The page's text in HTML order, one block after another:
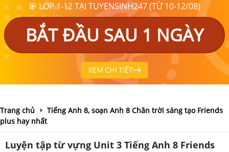
🎯 LỚP 1-12 TẠI TUYENSINH247 (TỪ 10-12/08)
BẮT ĐẦU SAU 1 NGÀY
XEM CHI TIẾT
Trang chủ
Tiếng Anh 8, soạn Anh 8 Chân trời sáng tạo Friends
plus hay nhất
Luyện tập từ vựng Unit 3 Tiếng Anh 8 Friends